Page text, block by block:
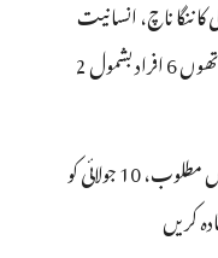
ننگا ناچ، انسانیت
شرمسار ، پو کسو کیس کے ملزم راجکمار کے ہاتھوں 6 افراد بشمول 2
اپولو فارمیسی میں ملازمتوں کے لیے درخواستیں مطلوب، 10 جولائی کو
کریں